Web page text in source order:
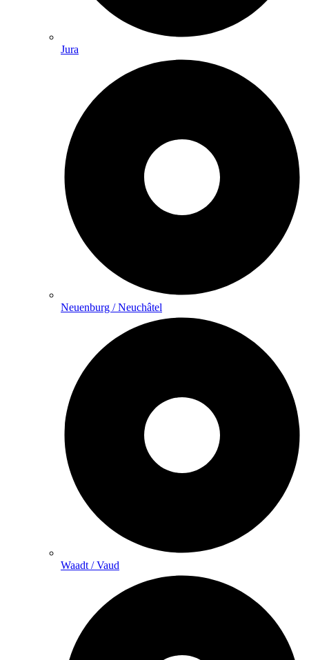
Jura
Neuenburg / Neuchâtel
Waadt / Vaud